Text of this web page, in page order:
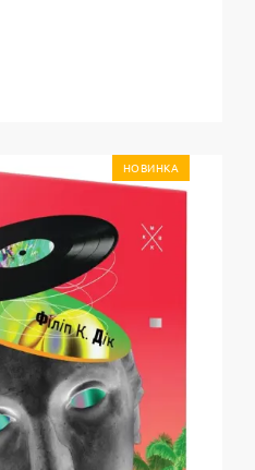
НОВИНКА